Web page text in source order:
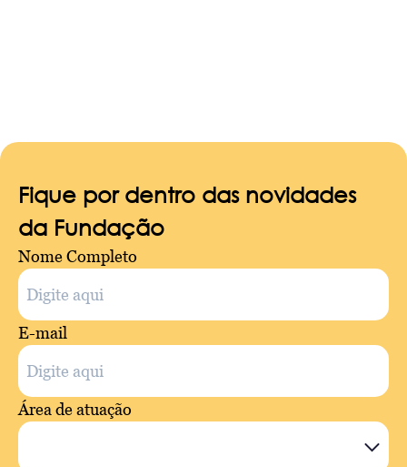
Fique por dentro das novidades
da Fundação
Nome Completo
E-mail
Área de atuação